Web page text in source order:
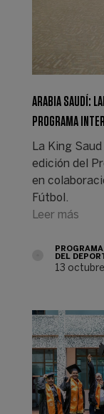
ARABIA SAUDÍ:
PROGRAMA
La King
edición del
en
Fútbol.
Leer más
DEL
13